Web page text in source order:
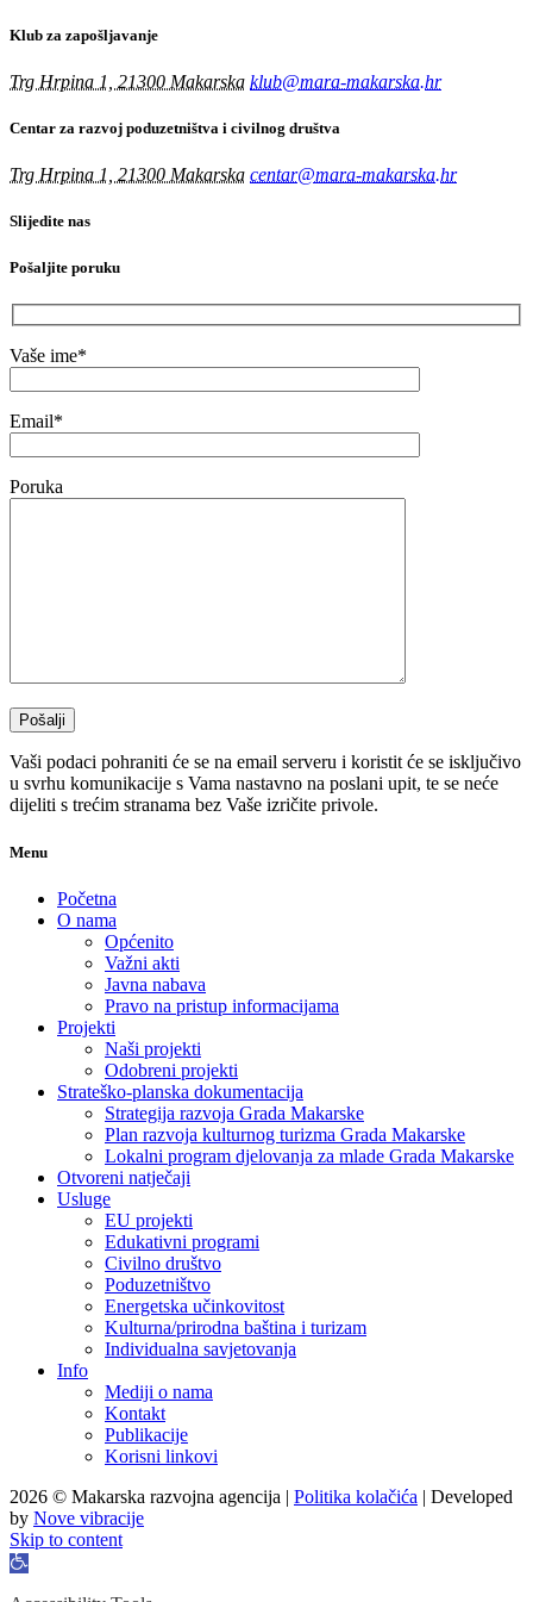
Klub za zapošljavanje
Trg Hrpina 1, 21300 Makarska klub@mara-makarska.hr
Centar za razvoj poduzetništva i civilnog društva
Trg Hrpina 1, 21300 Makarska centar@mara-makarska.hr
Slijedite nas
Pošaljite poruku
Vaše ime*
Email*
Poruka
Vaši podaci pohraniti će se na email serveru i koristit će se isključivo
u svrhu komunikacije s Vama nastavno na poslani upit, te se neće
dijeliti s trećim stranama bez Vaše izričite privole.
Menu
Početna
O nama
Općenito
Važni akti
Javna nabava
Pravo na pristup informacijama
Projekti
Naši projekti
Odobreni projekti
Strateško-planska dokumentacija
Strategija razvoja Grada Makarske
Plan razvoja kulturnog turizma Grada Makarske
Lokalni program djelovanja za mlade Grada Makarske
Otvoreni natječaji
Usluge
EU projekti
Edukativni programi
Civilno društvo
Poduzetništvo
Energetska učinkovitost
Kulturna/prirodna baština i turizam
Individualna savjetovanja
Info
Mediji o nama
Kontakt
Publikacije
Korisni linkovi
2026 © Makarska razvojna agencija | Politika kolačića | Developed
by Nove vibracije
Skip to content
Open